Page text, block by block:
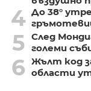
4 До 38°
5 След
големи
6 Жълт код
области